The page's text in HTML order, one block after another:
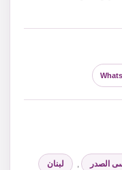
الصدر , لبنان